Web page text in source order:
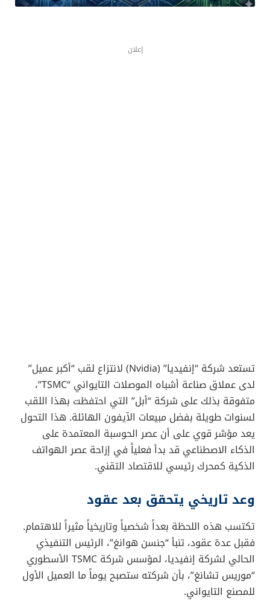
إعلان
تستعد شركة “إنفيديا” (Nvidia) لانتزاع لقب “أكبر عميل”
لدى عملاق صناعة أشباه الموصلات التايواني “TSMC”،
متفوقة بذلك على شركة “أبل” التي احتفظت بهذا اللقب
لسنوات طويلة بفضل مبيعات الآيفون الهائلة. هذا التحول
يعد مؤشر قوي على أن عصر الحوسبة المعتمدة على
الذكاء الاصطناعي قد بدأ فعلياً في إزاحة عصر الهواتف
الذكية كمحرك رئيسي للاقتصاد التقني.
وعد تاريخي يتحقق بعد عقود
تكتسب هذه اللحظة بعداً شخصياً وتاريخياً مثيراً للاهتمام.
فقبل عدة عقود، تنبأ “جنسن هوانغ”، الرئيس التنفيذي
الحالي لشركة إنفيديا، لمؤسس شركة TSMC الأسطوري
“موريس تشانغ”، بأن شركته ستصبح يوماً ما العميل الأول
للمصنع التايواني.